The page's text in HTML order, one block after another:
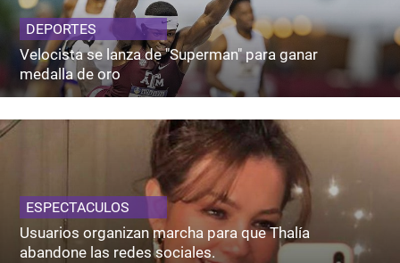
DEPORTES
Velocista se lanza de "Superman" para ganar
medalla de oro
ESPECTACULOS
Usuarios organizan marcha para que Thalía
abandone las redes sociales.